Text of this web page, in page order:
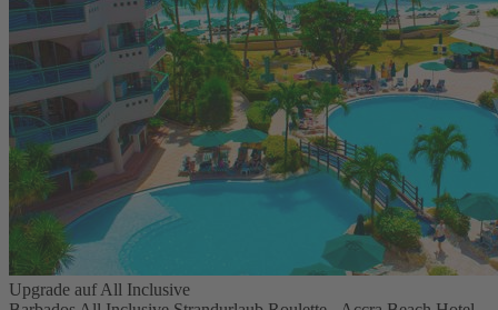
Upgrade auf All Inclusive